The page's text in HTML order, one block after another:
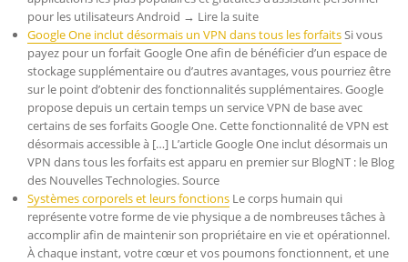
pour les utilisateurs Android → Lire la suite
Google One inclut désormais un VPN dans tous les forfaitsSi vous
payez pour un forfait Google One afin de bénéficier d’un espace de
stockage supplémentaire ou d’autres avantages, vous pourriez être
sur le point d’obtenir des fonctionnalités supplémentaires. Google
propose depuis un certain temps un service VPN de base avec
certains de ses forfaits Google One. Cette fonctionnalité de VPN est
désormais accessible à […] L’article Google One inclut désormais un
VPN dans tous les forfaits est apparu en premier sur BlogNT : le Blog
des Nouvelles Technologies. Source
Systèmes corporels et leurs fonctions Le corps humain qui
représente votre forme de vie physique a de nombreuses tâches à
accomplir afin de maintenir son propriétaire en vie et opérationnel.
À chaque instant, votre cœur et vos poumons fonctionnent, et une